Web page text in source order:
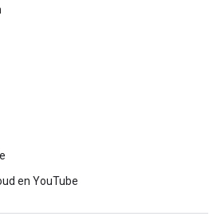
en YouTube